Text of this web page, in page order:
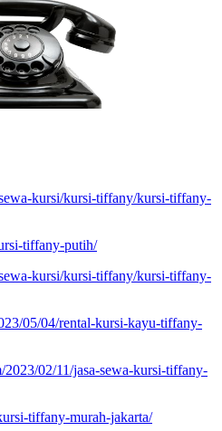
kursi/kursi-tiffany/kursi-tiffany-
tiffany-putih/
kursi/kursi-tiffany/kursi-tiffany-
05/04/rental-kursi-kayu-tiffany-
02/11/jasa-sewa-kursi-tiffany-
tiffany-murah-jakarta/